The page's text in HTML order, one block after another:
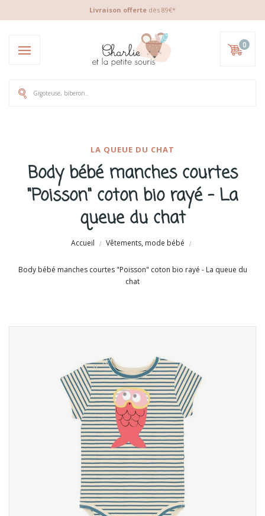
Livraison offerte dès 89€*
0
LA QUEUE DU CHAT
Body bébé manches courtes
"Poisson" coton bio rayé - La
queue du chat
Accueil Vêtements, mode bébé
Body bébé manches courtes "Poisson" coton bio rayé - La queue du
chat